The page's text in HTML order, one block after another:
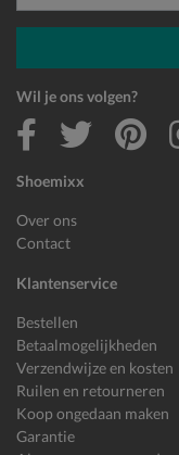
Shoemixx
Over ons
Contact
Klantenservice
Bestellen
Betaalmogelijkheden
Verzendwijze en kosten
Ruilen en retourneren
Koop ongedaan maken
Garantie
E-mailadres
Wil je ons volgen?